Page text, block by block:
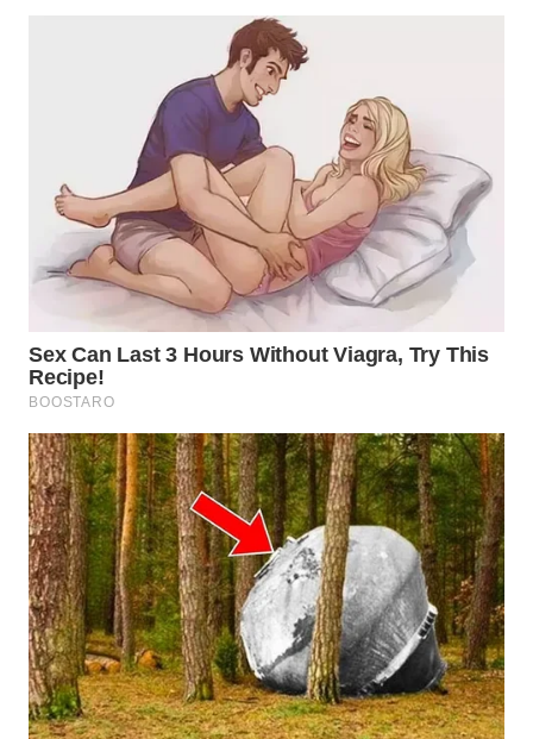
SUMEDANG
WN
CIANJUR
WN
KEPULAUAN
SERIBU
WN
TANGERANG
WN
BINJAI
WN
CIREBON
WN